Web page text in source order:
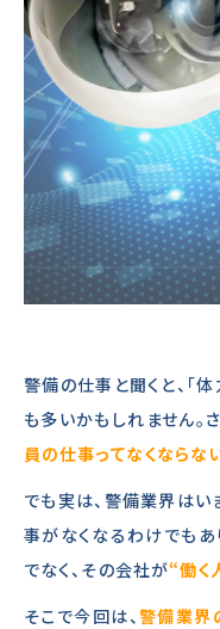
警備の仕事と聞くと、「
も多いかもしれません。
員の仕事ってなくならな
でも実は、警備業界はい
事がなくなるわけでもあ
でなく、その会社が“働く
そこで今回は、 警備業界